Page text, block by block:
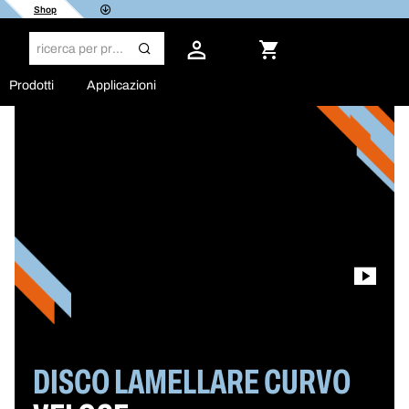
Shop
Prodotti Applicazioni
DISCO LAMELLARE CURVO